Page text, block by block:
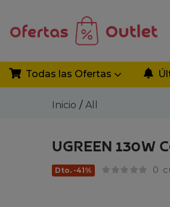
Todas las Ofertas
Inicio All
UGREEN
Dto. -41% 0